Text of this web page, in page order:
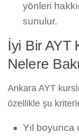
yönleri
sunulur.
İyi Bir AYT
Nelere
Ankara AYT
özellikle şu
Yıl boyunca